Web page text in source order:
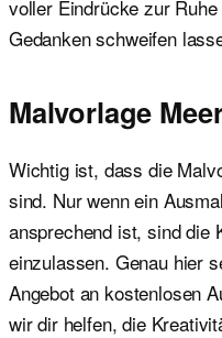
voller Eindrücke zur
Gedanken schweifen
Malvorlage
Wichtig ist, dass die
sind. Nur wenn ein
ansprechend ist, sind die
einzulassen. Genau hier
Angebot an kostenlosen
wir dir helfen, die